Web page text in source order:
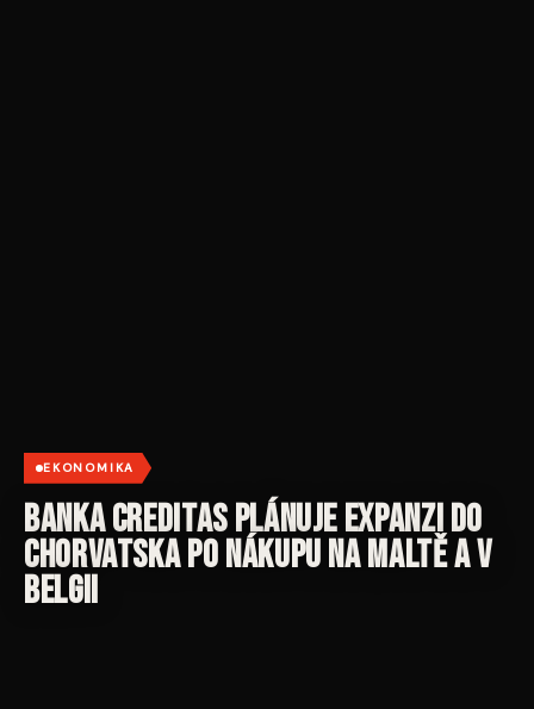
EKONOMIKA
Banka Creditas plánuje expanzi do
Chorvatska po nákupu na Maltě a v
Belgii